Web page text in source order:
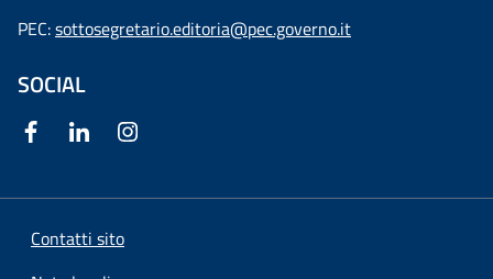
PEC:sottosegretario.editoria@pec.governo.it
SOCIAL
Contatti sito